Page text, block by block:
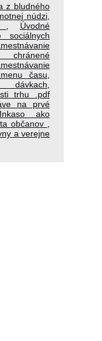
z bludného
núdzi,
Úvodné
sociálnych
chránené
času
dávkach
trhu
.pdf
na prvé
ako
občanov
a verejne